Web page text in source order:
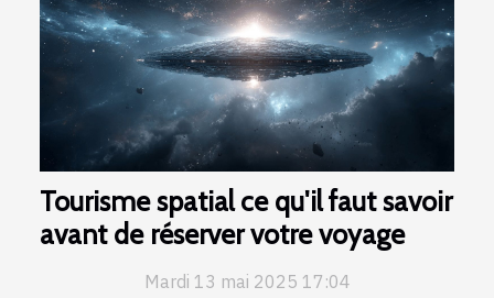
Tourisme spatial ce qu'il faut savoir
avant de réserver votre voyage
Mardi 13 mai 2025 17:04